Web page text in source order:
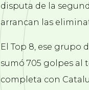
disputa de la
arrancan las
El Top 8, ese grupo
sumó 705 golpes al
completa con